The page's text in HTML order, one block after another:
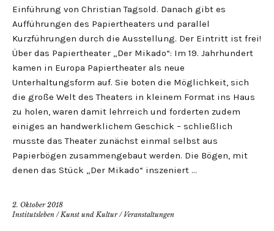
Einführung von Christian Tagsold. Danach gibt es
Aufführungen des Papiertheaters und parallel
Kurzführungen durch die Ausstellung. Der Eintritt ist frei!
Über das Papiertheater „Der Mikado“: Im 19. Jahrhundert
kamen in Europa Papiertheater als neue
Unterhaltungsform auf. Sie boten die Möglichkeit, sich
die große Welt des Theaters in kleinem Format ins Haus
zu holen, waren damit lehrreich und forderten zudem
einiges an handwerklichem Geschick – schließlich
musste das Theater zunächst einmal selbst aus
Papierbögen zusammengebaut werden. Die Bögen, mit
denen das Stück „Der Mikado“ inszeniert …
2. Oktober 2018
Institutsleben /Kunst und Kultur/ Veranstaltungen